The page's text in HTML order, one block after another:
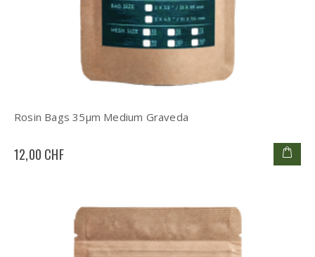
Rosin Bags 35µm Medium Graveda
12,00 CHF